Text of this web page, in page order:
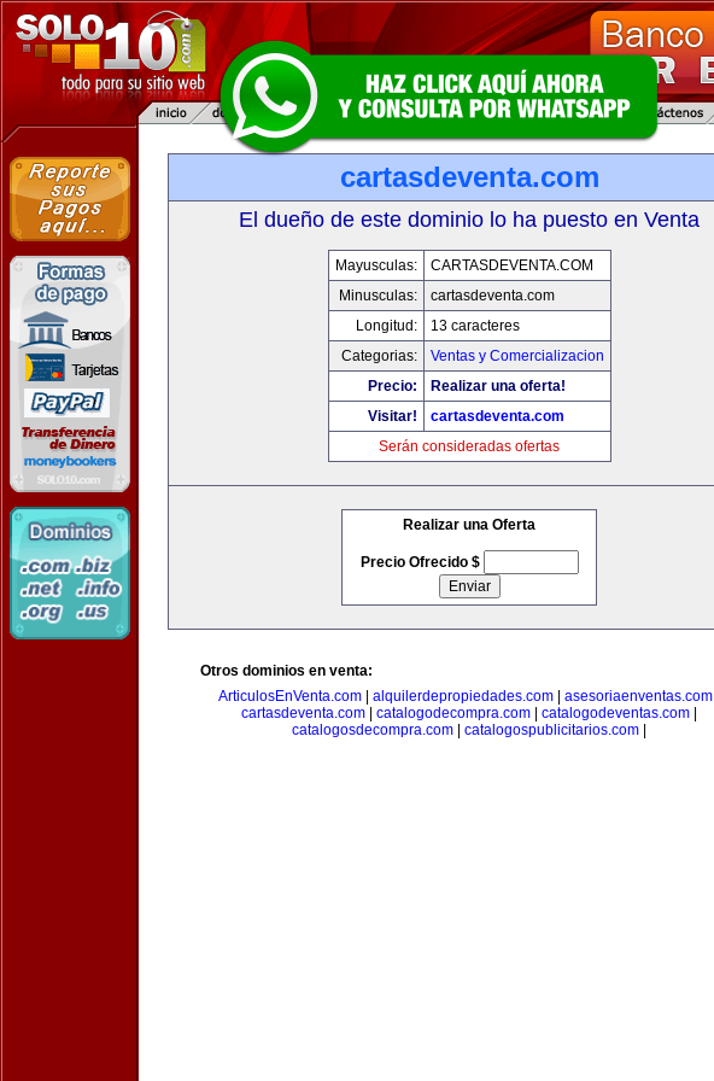
cartasdeventa.com
El dueño de este dominio lo ha puesto en Venta
Mayusculas:
CARTASDEVENTA.COM
Minusculas:
cartasdeventa.com
Longitud:
13 caracteres
Categorias:
Ventas y Comercializacion
Precio:
Realizar una oferta!
Visitar!
cartasdeventa.com
Serán consideradas ofertas
Realizar una Oferta
Precio Ofrecido $
Otros dominios en venta:
ArticulosEnVenta.com
alquilerdepropiedades.com asesoriaenventas.com
cartasdeventa.com
catalogodecompra.com catalogodeventas.com
catalogosdecompra.com
catalogospublicitarios.com